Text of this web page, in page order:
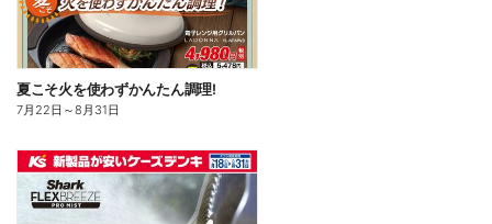
夏こそ火を使わずかんたん調理!
7月22日 ～8月31日